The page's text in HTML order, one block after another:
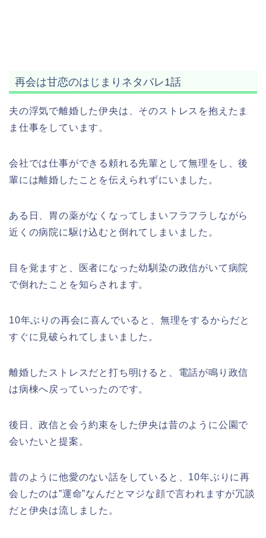
再会は甘恋のはじまり ネタバレ1話
夫の浮気で離婚した伊央は、そのストレスを抱えたま
ま仕事をしています。
会社では仕事ができる頼れる先輩として無理をし、後
輩には離婚したことを伝えられずにいました。
ある日、胃の薬がなくなってしまいフラフラしながら
近くの病院に駆け込むと倒れてしまいました。
目を覚ますと、医者になった幼馴染の政信がいて病院
で倒れたことを知らされます。
10年ぶりの再会に喜んでいると、無理をするからだと
すぐに見破られてしまいました。
離婚したストレスだと打ち明けると、電話が鳴り政信
は病棟へ戻っていったのです。
後日、政信と会う約束をした伊央は昔のように公園で
会いたいと提案。
昔のように他愛のない話をしていると、10年ぶりに再
会したのは”運命”なんだとマジな顔で言われますが冗談
だと伊央は流しました。